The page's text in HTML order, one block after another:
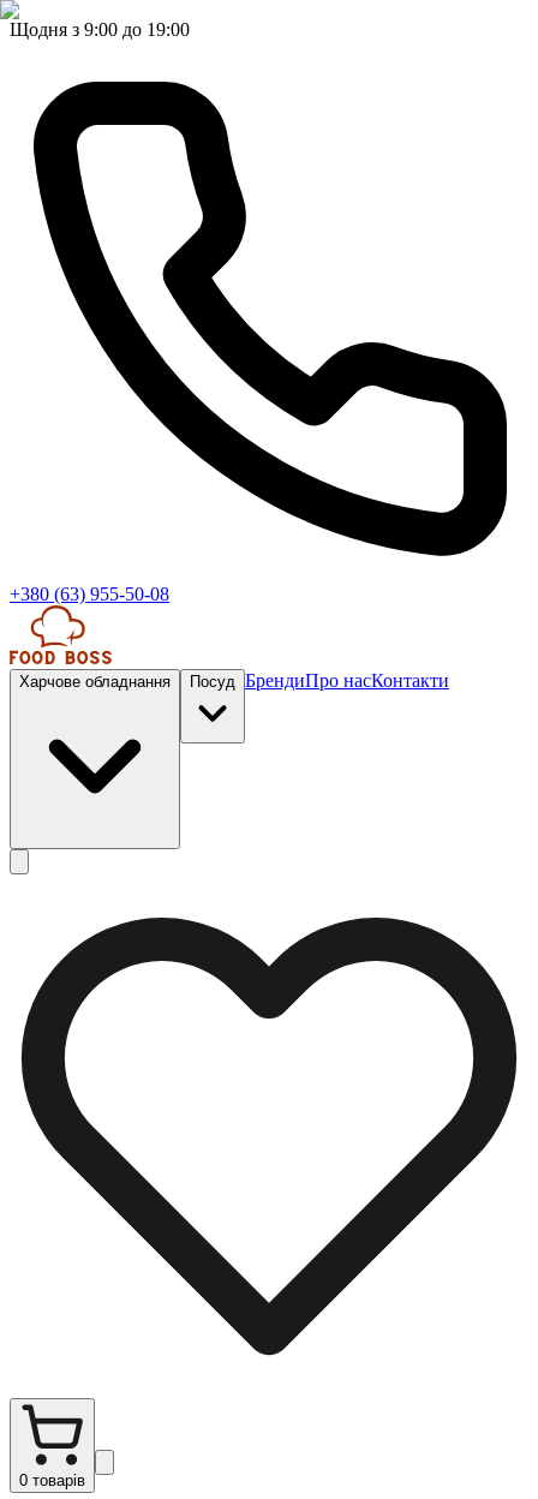
Щодня з 9:00 до 19:00
+380 (63) 955-50-08
Харчове обладнання Посуд БрендиПро насКонтакти
0 товарів